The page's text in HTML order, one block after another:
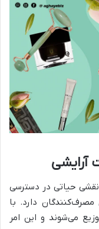
حیاتی در دسترسی
دارد. با
می‌شوند و این امر